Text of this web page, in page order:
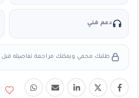
دعم فني
طلبك محمي ويمكنك مراجعة تفاصيله قبل